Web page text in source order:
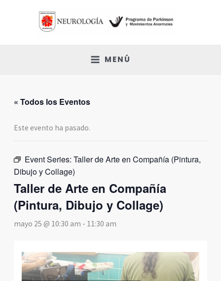
MENÚ
« Todos los Eventos
Este evento ha pasado.
Event Series:Taller de Arte en Compañía (Pintura,
Dibujo y Collage)
Taller de Arte en Compañía
(Pintura, Dibujo y Collage)
mayo 25 @ 10:30 am - 11:30 am